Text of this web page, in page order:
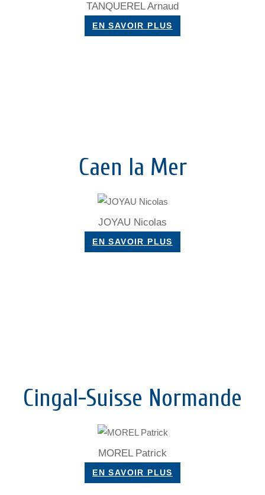
TANQUEREL Arnaud
EN SAVOIR PLUS
Caen la Mer
JOYAU Nicolas
EN SAVOIR PLUS
Cingal-Suisse Normande
MOREL Patrick
EN SAVOIR PLUS